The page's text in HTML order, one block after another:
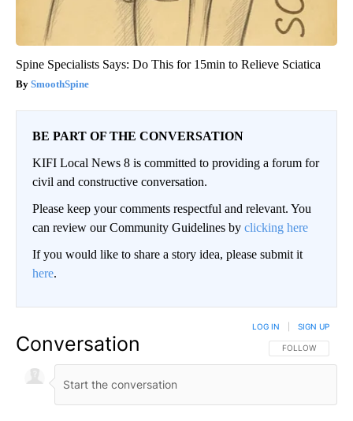
Spine Specialists Says: Do This for 15min to Relieve Sciatica
SmoothSpine
BE PART OF THE CONVERSATION
KIFI Local News 8 is committed to providing a forum for
civil and constructive conversation.
Please keep your comments respectful and relevant. You
can review our Community Guidelines by clicking here
If you would like to share a story idea, please submit it
here.
Conversation FOLLOW THIS
FOLLOW
LOG IN SIGN UP